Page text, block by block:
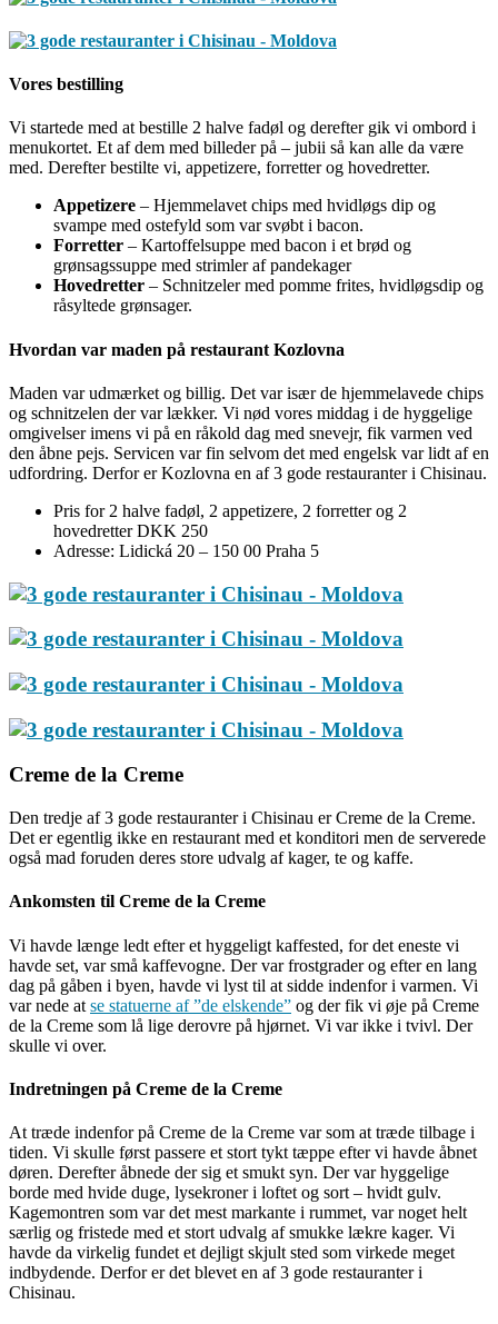
Vores bestilling
Vi startede med at bestille 2 halve fadøl og derefter gik vi ombord i
menukortet. Et af dem med billeder på – jubii så kan alle da være
med. Derefter bestilte vi, appetizere, forretter og hovedretter.
Appetizere – Hjemmelavet chips med hvidløgs dip og
svampe med ostefyld som var svøbt i bacon.
Forretter – Kartoffelsuppe med bacon i et brød og
grønsagssuppe med strimler af pandekager
Hovedretter – Schnitzeler med pomme frites, hvidløgsdip og
råsyltede grønsager.
Hvordan var maden på restaurant Kozlovna
Maden var udmærket og billig. Det var især de hjemmelavede chips
og schnitzelen der var lækker. Vi nød vores middag i de hyggelige
omgivelser imens vi på en råkold dag med snevejr, fik varmen ved
den åbne pejs. Servicen var fin selvom det med engelsk var lidt af en
udfordring. Derfor er Kozlovna en af 3 gode restauranter i Chisinau.
Pris for 2 halve fadøl, 2 appetizere, 2 forretter og 2
hovedretter DKK 250
Adresse: Lidická 20 – 150 00 Praha 5
Creme de la Creme
Den tredje af 3 gode restauranter i Chisinau er Creme de la Creme.
Det er egentlig ikke en restaurant med et konditori men de serverede
også mad foruden deres store udvalg af kager, te og kaffe.
Ankomsten til Creme de la Creme
Vi havde længe ledt efter et hyggeligt kaffested, for det eneste vi
havde set, var små kaffevogne. Der var frostgrader og efter en lang
dag på gåben i byen, havde vi lyst til at sidde indenfor i varmen. Vi
var nede at se statuerne af ”de elskende” og der fik vi øje på Creme
de la Creme som lå lige derovre på hjørnet. Vi var ikke i tvivl. Der
skulle vi over.
Indretningen på Creme de la Creme
At træde indenfor på Creme de la Creme var som at træde tilbage i
tiden. Vi skulle først passere et stort tykt tæppe efter vi havde åbnet
døren. Derefter åbnede der sig et smukt syn. Der var hyggelige
borde med hvide duge, lysekroner i loftet og sort – hvidt gulv.
Kagemontren som var det mest markante i rummet, var noget helt
særlig og fristede med et stort udvalg af smukke lækre kager. Vi
havde da virkelig fundet et dejligt skjult sted som virkede meget
indbydende. Derfor er det blevet en af 3 gode restauranter i
Chisinau.